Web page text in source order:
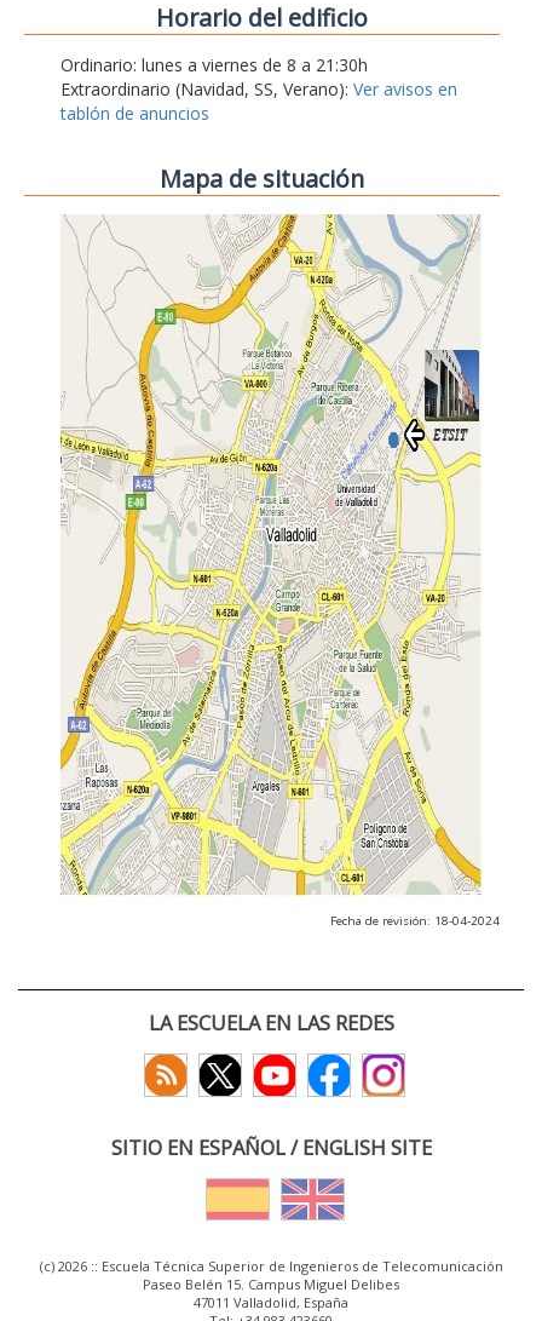
Horario del edificio
Ordinario: lunes a viernes de 8 a 21:30h
Extraordinario (Navidad, SS, Verano): Ver avisos en
tablón de anuncios
Mapa de situación
Fecha de revisión: 18-04-2024
LA ESCUELA EN LAS REDES
SITIO EN ESPAÑOL / ENGLISH SITE
(c) 2026 :: Escuela Técnica Superior de Ingenieros de Telecomunicación
Paseo Belén 15. Campus Miguel Delibes
47011 Valladolid, España